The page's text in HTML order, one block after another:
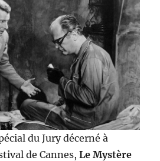
du Jury décerné à
de Cannes,Le Mystère